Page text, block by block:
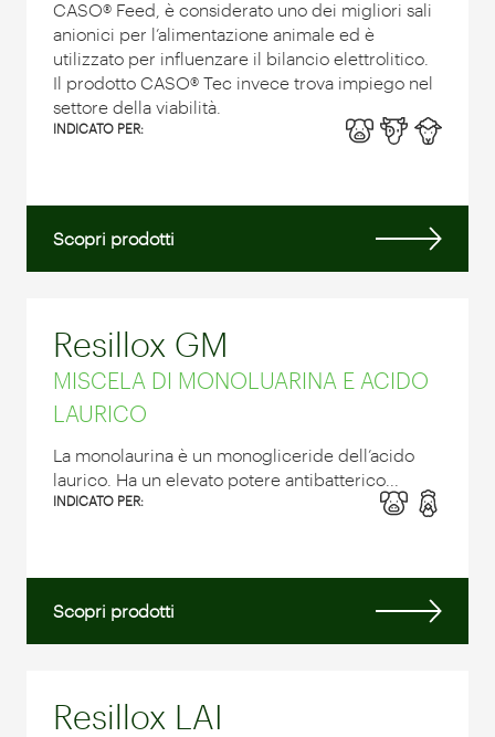
CASO® Feed, è considerato uno dei migliori sali
anionici per l’alimentazione animale ed è
utilizzato per influenzare il bilancio elettrolitico.
Il prodotto CASO® Tec invece trova impiego nel
settore della viabilità.
INDICATO PER:
Scopri prodotti
Resillox GM
MISCELA DI MONOLUARINA E ACIDO
LAURICO
La monolaurina è un monogliceride dell’acido
laurico. Ha un elevato potere antibatterico...
INDICATO PER:
Scopri prodotti
Resillox LAI